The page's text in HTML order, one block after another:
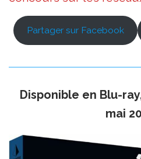
Partager sur Facebook
Disponible en Blu-
mai